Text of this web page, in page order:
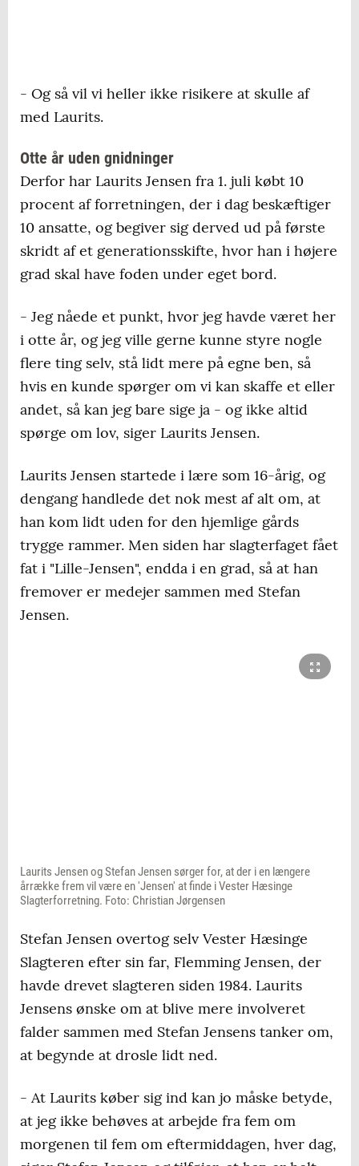
- Og så vil vi heller ikke risikere at skulle af
med Laurits.
Otte år uden gnidninger
Derfor har Laurits Jensen fra 1. juli købt 10
procent af forretningen, der i dag beskæftiger
10 ansatte, og begiver sig derved ud på første
skridt af et generationsskifte, hvor han i højere
grad skal have foden under eget bord.
- Jeg nåede et punkt, hvor jeg havde været her
i otte år, og jeg ville gerne kunne styre nogle
flere ting selv, stå lidt mere på egne ben, så
hvis en kunde spørger om vi kan skaffe et eller
andet, så kan jeg bare sige ja - og ikke altid
spørge om lov, siger Laurits Jensen.
Laurits Jensen startede i lære som 16-årig, og
dengang handlede det nok mest af alt om, at
han kom lidt uden for den hjemlige gårds
trygge rammer. Men siden har slagterfaget fået
fat i "Lille-Jensen", endda i en grad, så at han
fremover er medejer sammen med Stefan
Jensen.
Laurits Jensen og Stefan Jensen sørger for, at der i en længere
årrække frem vil være en 'Jensen' at finde i Vester Hæsinge
Slagterforretning. Foto: Christian Jørgensen
Stefan Jensen overtog selv Vester Hæsinge
Slagteren efter sin far, Flemming Jensen, der
havde drevet slagteren siden 1984. Laurits
Jensens ønske om at blive mere involveret
falder sammen med Stefan Jensens tanker om,
at begynde at drosle lidt ned.
- At Laurits køber sig ind kan jo måske betyde,
at jeg ikke behøves at arbejde fra fem om
morgenen til fem om eftermiddagen, hver dag,